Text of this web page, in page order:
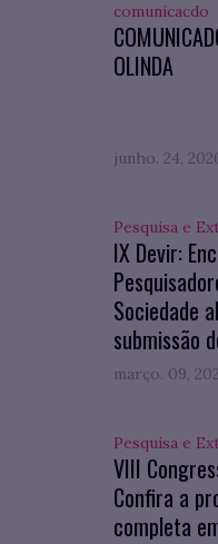
comunicacdo
OLINDA
junho. 24,
Pesquisa e
IX Devir:
Sociedade
submissão
março. 09,
Pesquisa e
VIII
Confira a
completa